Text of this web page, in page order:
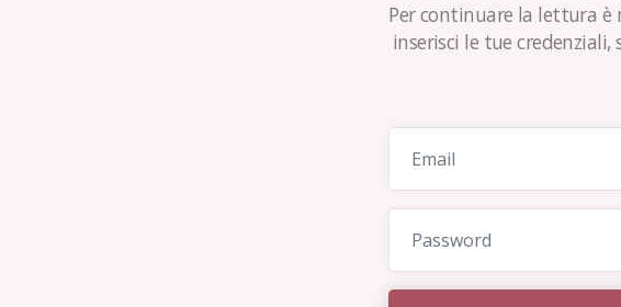
Per continuare la lettura è
inserisci le tue